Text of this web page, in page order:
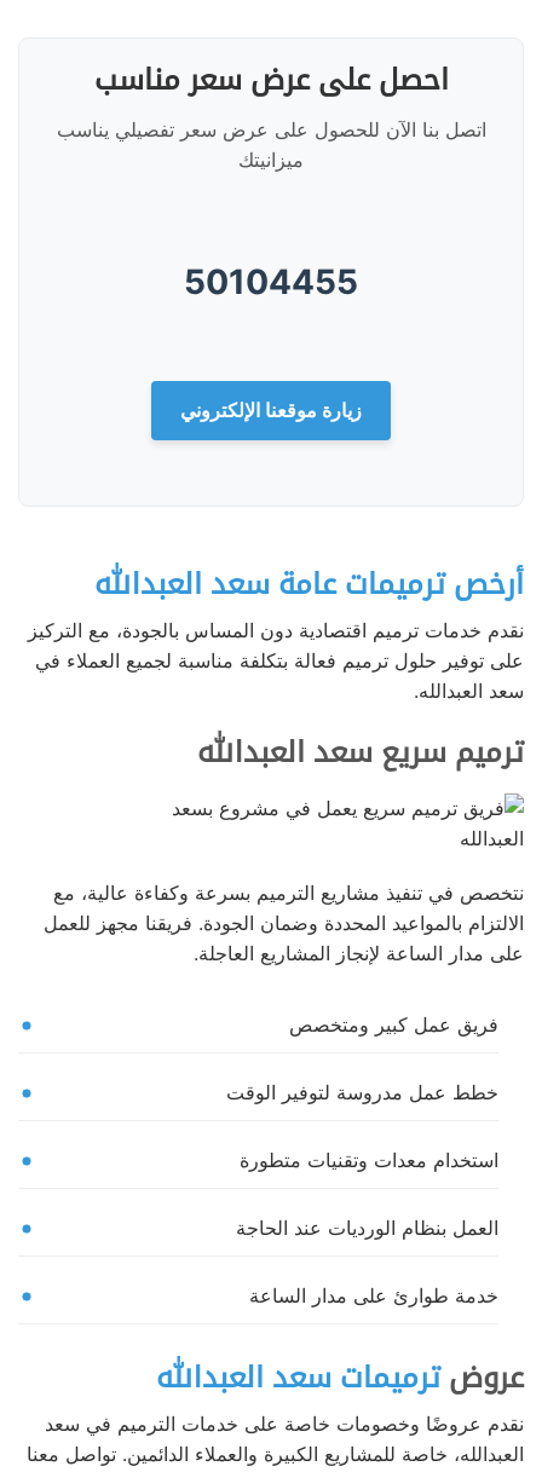
احصل على عرض سعر مناسب
اتصل بنا الآن للحصول على عرض سعر تفصيلي يناسب
ميزانيتك
50104455
زيارة موقعنا الإلكتروني
أرخص ترميمات عامة سعد العبدالله
نقدم خدمات ترميم اقتصادية دون المساس بالجودة، مع التركيز
على توفير حلول ترميم فعالة بتكلفة مناسبة لجميع العملاء في
سعد العبدالله.
ترميم سريع سعد العبدالله
نتخصص في تنفيذ مشاريع الترميم بسرعة وكفاءة عالية، مع
الالتزام بالمواعيد المحددة وضمان الجودة. فريقنا مجهز للعمل
على مدار الساعة لإنجاز المشاريع العاجلة.
فريق عمل كبير ومتخصص
خطط عمل مدروسة لتوفير الوقت
استخدام معدات وتقنيات متطورة
العمل بنظام الورديات عند الحاجة
خدمة طوارئ على مدار الساعة
عروضترميمات سعد العبدالله
نقدم عروضًا وخصومات خاصة على خدمات الترميم في سعد
العبدالله، خاصة للمشاريع الكبيرة والعملاء الدائمين. تواصل معنا